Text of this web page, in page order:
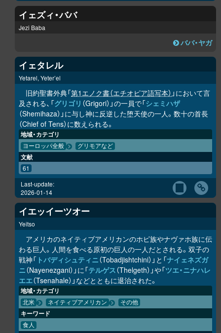
イェズィ・ババ
Jezi Baba
ババ・ヤガ
イェタレル
Yetarel, Yeter’el
旧約聖書外典「第1エノク書（エチオピア語写本） 」において言
及される、「グリゴリ （Grigori）」の一員で「シェミハザ
（Shemihaza）」に与し神に反逆した堕天使の一人。数十の首長
（Chief of Tens）に数えられる。
地域・カテゴリ
ヨーロッパ全般 グリモアなど
文献
61
Last-update:
2026-01-14
イエッイーツオー
Yeitso
アメリカのネイティブアメリカンのホピ族やナヴァホ族に伝
わる巨人。人間を食べる原初の巨人の一人だとされる。双子の
戦神「 トバディシュティニ（Tobadjishtchini）」と「ナイェネズガ
ニ（Nayenezgani）」に「テルゲス（Thelgeth）」や「ツエ・ニナハレ
エエ（Tsenahale）」などとともに退治された。
地域・カテゴリ
北米 ネイティブアメリカン その他
キーワード
食人